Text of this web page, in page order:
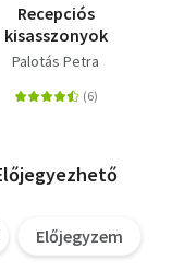
Recepciós
kisasszonyok
Palotás Petra
Előjegyzem